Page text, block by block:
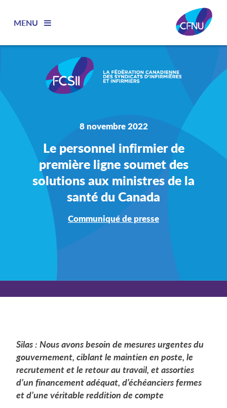
MENU
8 novembre 2022
Le personnel infirmier de
première ligne soumet des
solutions aux ministres de la
santé du Canada
Communiqué de presse
Silas : Nous avons besoin de mesures urgentes du
gouvernement, ciblant le maintien en poste, le
recrutement et le retour au travail, et assorties
d’un financement adéquat, d’échéanciers fermes
et d’une véritable reddition de compte